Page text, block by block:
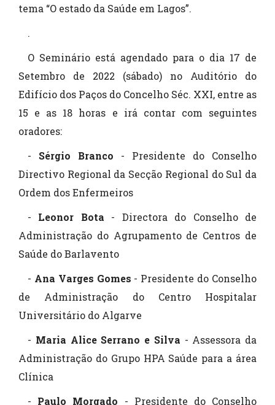
tema “O estado da Saúde em Lagos”.
.
O Seminário está agendado para o dia 17 de
Setembro de 2022 (sábado) no Auditório do
Edifício dos Paços do Concelho Séc. XXI, entre as
15 e as 18 horas e irá contar com seguintes
oradores:
- Sérgio Branco - Presidente do Conselho
Directivo Regional da Secção Regional do Sul da
Ordem dos Enfermeiros
- Leonor Bota - Directora do Conselho de
Administração do Agrupamento de Centros de
Saúde do Barlavento
- Ana Varges Gomes - Presidente do Conselho
de Administração do Centro Hospitalar
Universitário do Algarve
- Maria Alice Serrano e Silva - Assessora da
Administração do Grupo HPA Saúde para a área
Clínica
- Paulo Morgado - Presidente do Conselho